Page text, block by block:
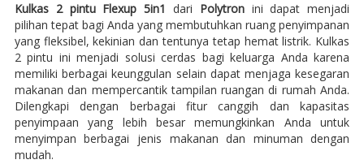
Kulkas 2 pintu Flexup 5in1 dari Polytronini dapat menjadi
pilihan tepat bagi Anda yang membutuhkan ruang penyimpanan
yang fleksibel, kekinian dan tentunya tetap hemat listrik. Kulkas
2 pintu ini menjadi solusi cerdas bagi keluarga Anda karena
memiliki berbagai keunggulan selain dapat menjaga kesegaran
makanan dan mempercantik tampilan ruangan di rumah Anda.
Dilengkapi dengan berbagai fitur canggih dan kapasitas
penyimpaan yang lebih besar memungkinkan Anda untuk
menyimpan berbagai jenis makanan dan minuman dengan
mudah.